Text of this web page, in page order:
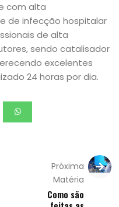
com alta
de infecção hospitalar
de alta
sendo catalisador
excelentes
24 horas por dia.
Próxima
Matéria
Como são